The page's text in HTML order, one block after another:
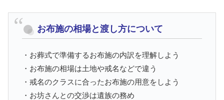
お布施の相場と渡し方について
・お葬式で準備するお布施の内訳を理解しよう
・お布施の相場は土地や戒名などで違う
・戒名のクラスに合ったお布施の用意をしよう
・お坊さんとの交渉は遺族の務め